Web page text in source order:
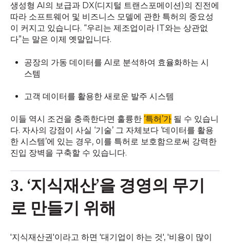
생성형 AI의 보급과 DX(디지털 트랜스포메이션)의 진전에
따라 소프트웨어 및 비즈니스 모델에 관한 특허의 중요성
이 커지고 있습니다. “우리는 제조업이라 IT와는 상관없
다”는 말은 이제 옛말입니다.
공장의 가동 데이터를 AI로 분석하여 효율화하는 시
스템
고객 데이터를 활용한 새로운 발주 시스템
이들 역시 조건을 충족한다면 훌륭한 ‘특허’가 될 수 있습니
다. 자사의 강점이 사실 ‘기술’ 그 자체보다 ‘데이터를 활용
한 시스템’에 있는 경우, 이를 특허로 보호함으로써 강력한
진입 장벽을 구축할 수 있습니다.
3. ‘지식재산’을 경영의 무기
로 만들기 위해
'지식재산권'이라고 하면 '대기업이 하는 것', '비용이 많이